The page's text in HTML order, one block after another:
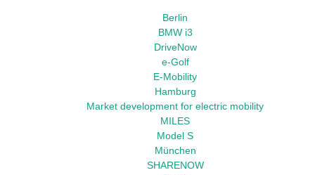
Berlin
BMW i3
DriveNow
e-Golf
E-Mobility
Hamburg
Market development for electric mobility
MILES
Model S
München
SHARENOW